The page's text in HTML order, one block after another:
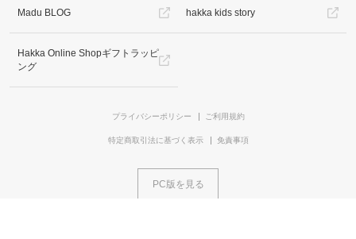
Madu BLOG hakka kids story
Hakka Online Shopギフトラッピ
ング
プライバシーポリシー ご利用規約
特定商取引法に基づく表示 免責事項
PC版を見る